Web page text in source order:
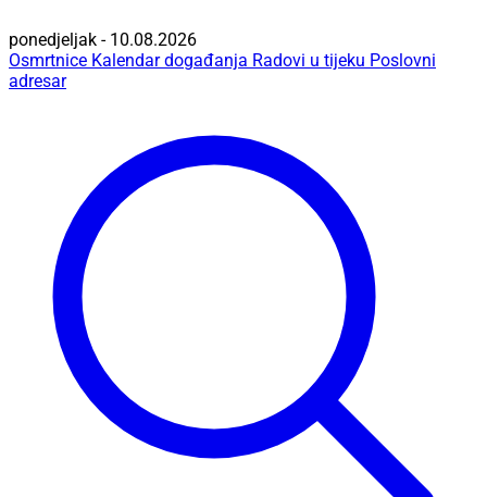
ponedjeljak - 10.08.2026
Osmrtnice Kalendar događanja Radovi u tijeku Poslovni
adresar